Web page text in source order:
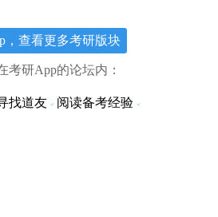
，查看更多考研版块
考研App的论坛内：
找道友 阅读备考经验